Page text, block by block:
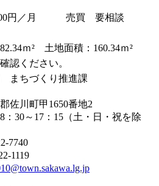
円／月 売買 要相談
ｍ² 土地面積：160.34ｍ²
認ください。
まちづくり推進課
佐川町甲1650番地2
：30～17：15（土・日・祝を除
7740
1119